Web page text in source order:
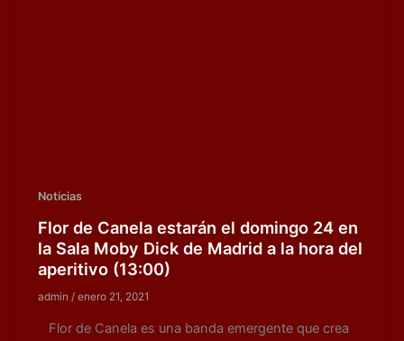
Noticias
Flor de Canela estarán el domingo 24 en
la Sala Moby Dick de Madrid a la hora del
aperitivo (13:00)
admin / enero 21, 2021
Flor de Canela es una banda emergente que crea